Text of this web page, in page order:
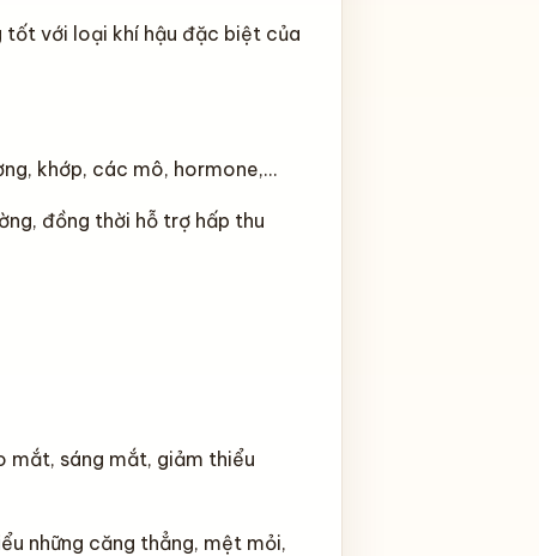
tốt với loại khí hậu đặc biệt của
khớp, các mô, hormone,…
đồng thời hỗ trợ hấp thu
mắt, sáng mắt, giảm thiểu
những căng thẳng, mệt mỏi,